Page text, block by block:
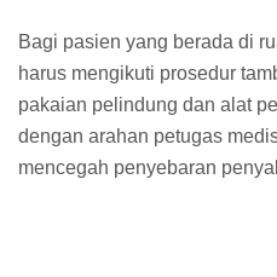
Bagi pasien yang berada di
harus mengikuti prosedur
pakaian pelindung dan alat
dengan arahan petugas
mencegah penyebaran